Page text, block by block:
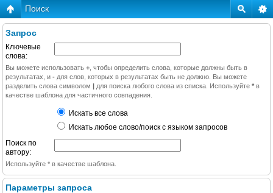
Поиск
Запрос
Ключевые
слова:
Вы можете использовать + , чтобы определить слова, которые должны быть в
результатах, и - для слов, которых в результатах быть не должно. Вы можете
разделить слова символом | для поиска любого слова из списка. Используйте * в
качестве шаблона для частичного совпадения.
Искать все слова
Искать любое слово/поиск с языком запросов
Поиск по
автору:
Используйте * в качестве шаблона.
Параметры запроса